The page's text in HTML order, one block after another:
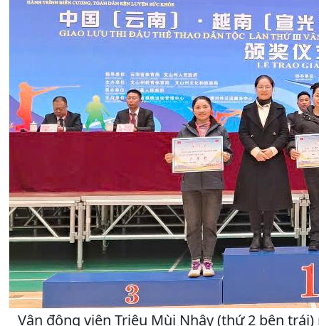
Vận động viên Triệu Mùi Nhậy (thứ 2 bên